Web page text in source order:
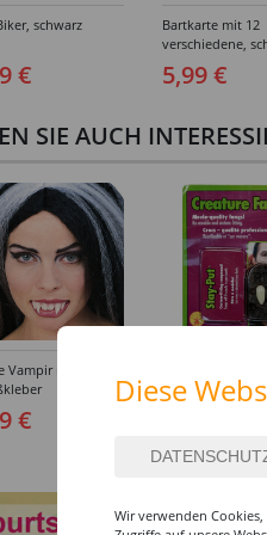
schwarz
€
Bartkarte mit 12
verschiedene,
Bärte
5,99 €
SIE AUCH
Vampir mit
€
Dental Qualität
Diese
Wir verwenden